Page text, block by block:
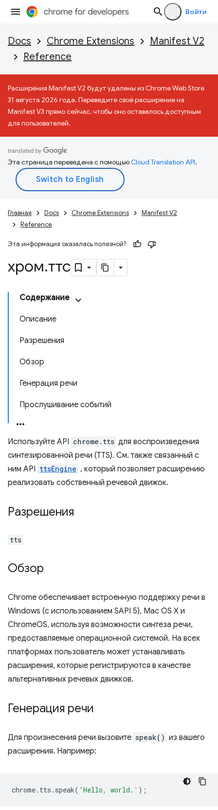
Войти
Docs Chrome Extensions
Manifest V2
Reference
Расширения Manifest V2 будут удалены из Chrome Web Store
31 августа 2026 года. Переведите своё расширение на
Manifest V3 прямо сейчас, чтобы оно оставалось доступным
для пользователей.
Эта страница переведена с помощьюCloud Translation API.
Главная Docs Chrome Extensions
Manifest V2
Reference
Эта информация оказалась полезной?
хром.ттс
Содержание
Описание
Разрешения
Обзор
Генерация речи
Прослушивание событий
Используйте API chrome.tts для воспроизведения
синтезированной речи (TTS). См. также связанный с
ним API ttsEngine , который позволяет расширению
реализовать собственный речевой движок.
Разрешения
tts
Обзор
Chrome обеспечивает встроенную поддержку речи в
Windows (с использованием SAPI 5), Mac OS X и
ChromeOS, используя возможности синтеза речи,
предоставляемые операционной системой. На всех
платформах пользователь может устанавливать
расширения, которые регистрируются в качестве
альтернативных речевых движков.
Генерация речи
Для произнесения речи вызовите speak() из вашего
расширения. Например:
chrome. tts . speak( 'Hello, world.' );